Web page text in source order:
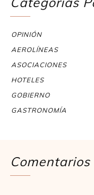
OPINIÓN
AEROLÍNEAS
ASOCIACIONES
HOTELES
GOBIERNO
GASTRONOMÍA
Comentarios